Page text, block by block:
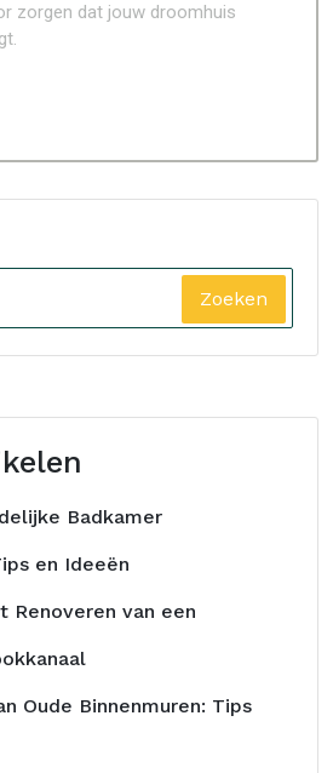
zorgen dat jouw droomhuis
Zoeken
Badkamer
en Ideeën
Renoveren van een
Oude Binnenmuren: Tips